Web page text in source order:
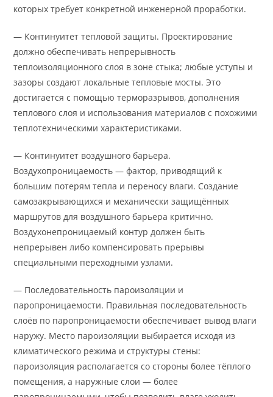
которых требует конкретной инженерной проработки.
— Континуитет тепловой защиты. Проектирование
должно обеспечивать непрерывность
теплоизоляционного слоя в зоне стыка; любые уступы и
зазоры создают локальные тепловые мосты. Это
достигается с помощью терморазрывов, дополнения
теплового слоя и использования материалов с похожими
теплотехническими характеристиками.
— Континуитет воздушного барьера.
Воздухопроницаемость — фактор, приводящий к
большим потерям тепла и переносу влаги. Создание
самозакрывающихся и механически защищённых
маршрутов для воздушного барьера критично.
Воздухонепроницаемый контур должен быть
непрерывен либо компенсировать прерывы
специальными переходными узлами.
— Последовательность пароизоляции и
паропроницаемости. Правильная последовательность
слоёв по паропроницаемости обеспечивает вывод влаги
наружу. Место пароизоляции выбирается исходя из
климатического режима и структуры стены:
пароизоляция располагается со стороны более тёплого
помещения, а наружные слои — более